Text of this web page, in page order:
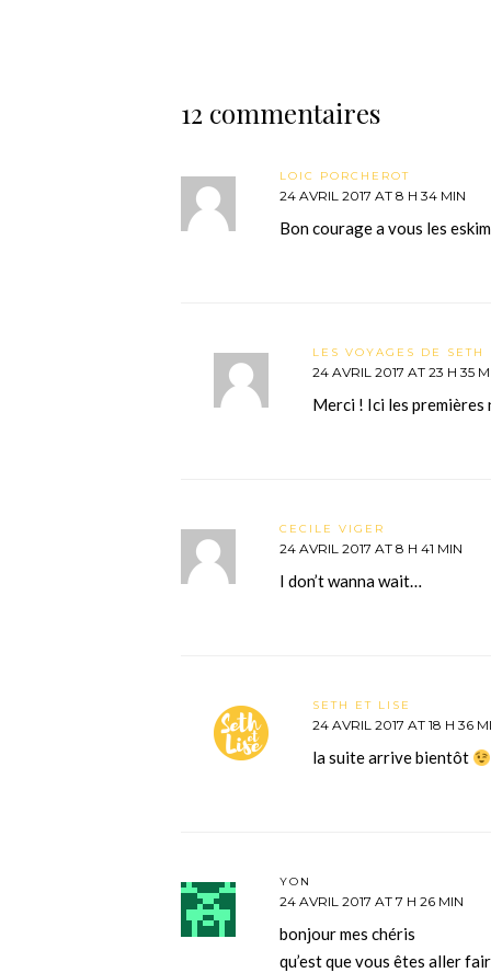
12 commentaires
LOIC PORCHEROT
24 AVRIL 2017 AT 8 H 34 MIN
Bon courage a vous les
LES VOYAGES DE SETH
24 AVRIL 2017 AT 23 H 35
Merci ! Ici les premières
CECILE VIGER
24 AVRIL 2017 AT 8 H 41 MIN
I don’t wanna wait…
SETH ET LISE
24 AVRIL 2017 AT 18 H 36
la suite arrive bientôt
YON
24 AVRIL 2017 AT 7 H 26 MIN
bonjour mes chéris
qu’est que vous êtes aller